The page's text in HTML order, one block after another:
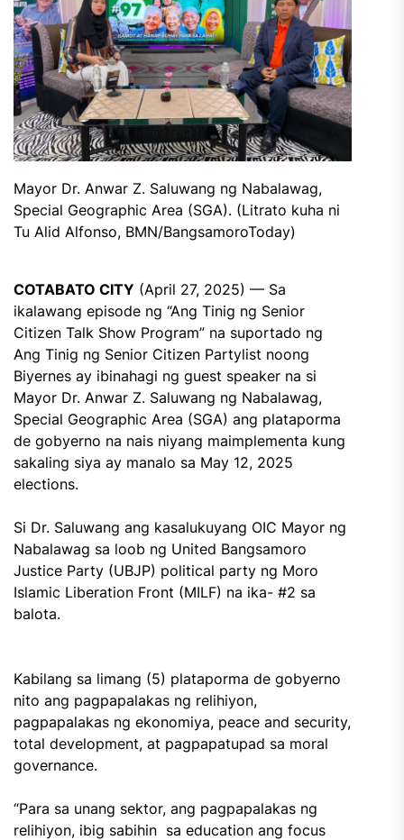
Mayor Dr. Anwar Z. Saluwang ng Nabalawag,
Special Geographic Area (SGA). (Litrato kuha ni
Tu Alid Alfonso, BMN/BangsamoroToday)
COTABATO CITY (April 27, 2025) — Sa
ikalawang episode ng “Ang Tinig ng Senior
Citizen Talk Show Program” na suportado ng
Ang Tinig ng Senior Citizen Partylist noong
Biyernes ay ibinahagi ng guest speaker na si
Mayor Dr. Anwar Z. Saluwang ng Nabalawag,
Special Geographic Area (SGA) ang plataporma
de gobyerno na nais niyang maimplementa kung
sakaling siya ay manalo sa May 12, 2025
elections.
Si Dr. Saluwang ang kasalukuyang OIC Mayor ng
Nabalawag sa loob ng United Bangsamoro
Justice Party (UBJP) political party ng Moro
Islamic Liberation Front (MILF) na ika- #2 sa
balota.
Kabilang sa limang (5) plataporma de gobyerno
nito ang pagpapalakas ng relihiyon,
pagpapalakas ng ekonomiya, peace and security,
total development, at pagpapatupad sa moral
governance.
“Para sa unang sektor, ang pagpapalakas ng
relihiyon, ibig sabihin sa education ang focus